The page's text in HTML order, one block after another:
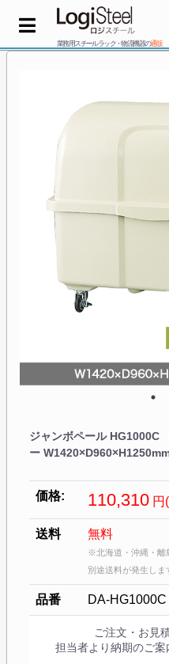
業務用スチールラック・物流機器の通販
ジャンボペール HG1000C
ー
価格: 110,310 円
送料 無料
※北海道・沖縄・離
別途送料が発生しま
品番 DA-HG1000C
ご注文・お見
担当者より納期のご案